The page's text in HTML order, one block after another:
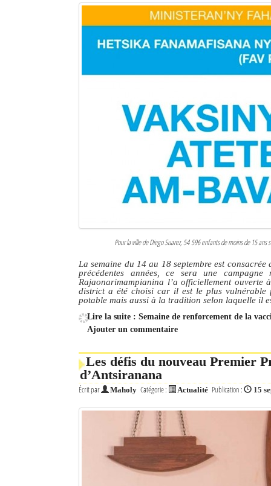
Pour la ville de Diego Suarez, 54 596 enfants de moins de 15
La semaine du 14 au 18 septembre est
précédentes années, ce sera une
Rajaonarimampianina l’a officiellement ouverte
district a été choisi car il est le plus vulnérable
potable mais aussi à la tradition selon laquelle il
Lire la suite : Semaine de renforcement de la
Ajouter un commentaire
Les défis du nouveau Premier
d’Antsiranana
Écrit par Maholy Catégorie : Actualité Publication : 15